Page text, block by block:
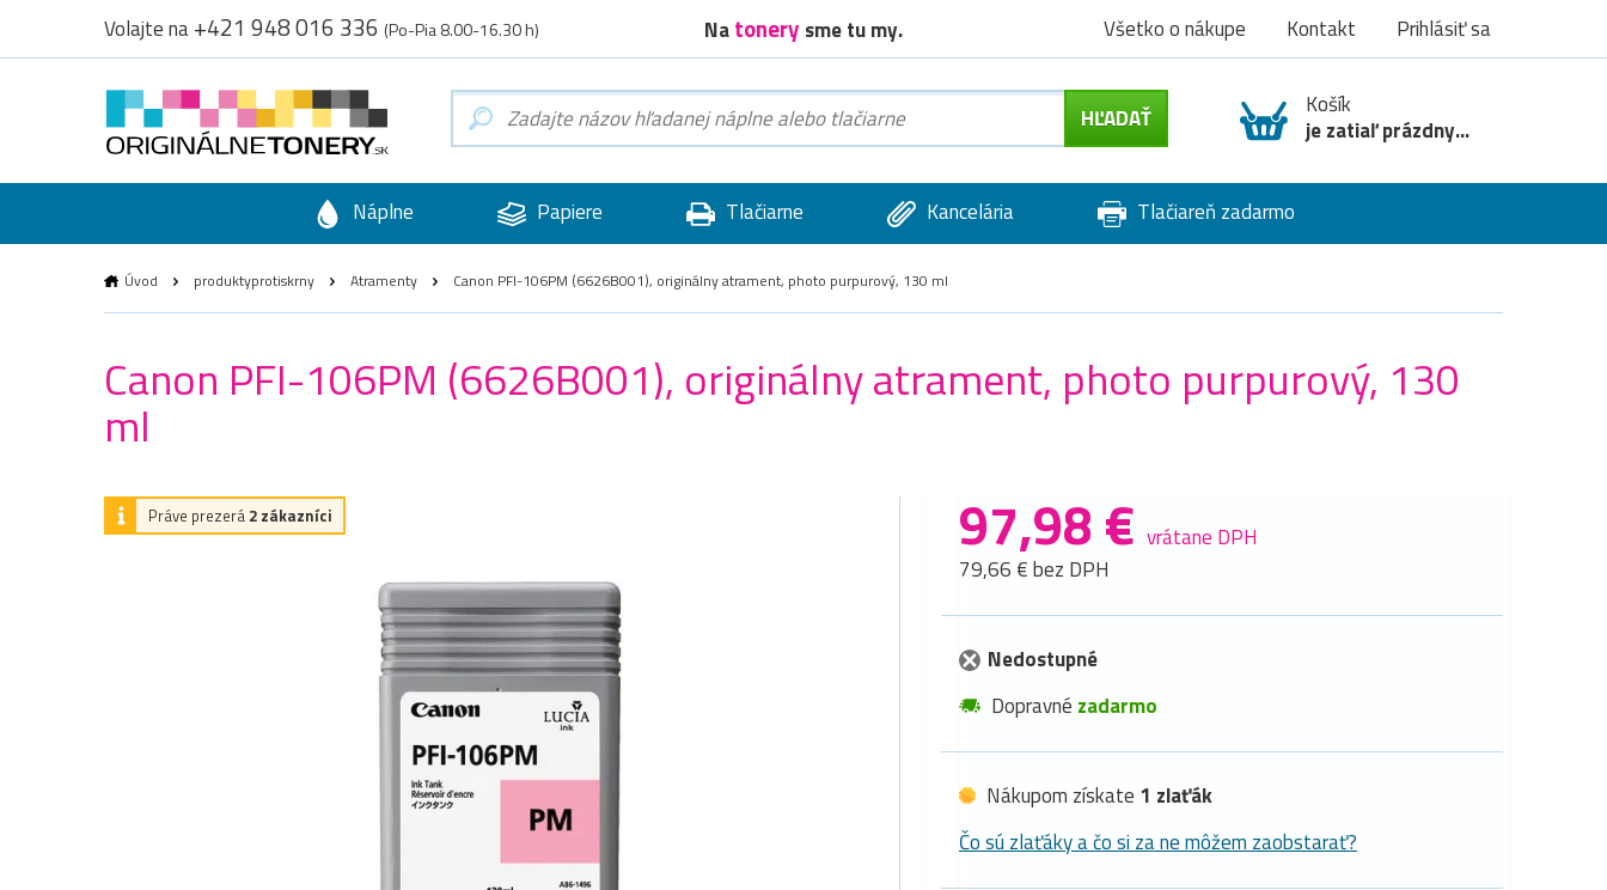
Volajte na+421 948 016 336 (Po-Pia 8.00-16.30 h) Natonery sme tu my. Všetko o nákupe Kontakt Prihlásiť sa
Košík
je zatiaľ prázdny...
Náplne Papiere Tlačiarne Kancelária Tlačiareň zadarmo
Úvod produktyprotiskrny Atramenty Canon PFI-106PM (6626B001), originálny atrament, photo purpurový, 130 ml
Canon PFI-106PM (6626B001), originálny atrament, photo purpurový, 130
ml
Práve prezerá 2 zákazníci 97,98 € vrátane DPH
79,66 € bez DPH
Nedostupné
Dopravné zadarmo
Nákupom získate 1 zlaťák
Čo sú zlaťáky a čo si za ne môžem zaobstarať?